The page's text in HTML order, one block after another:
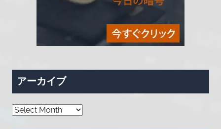
アーカイブ
ア